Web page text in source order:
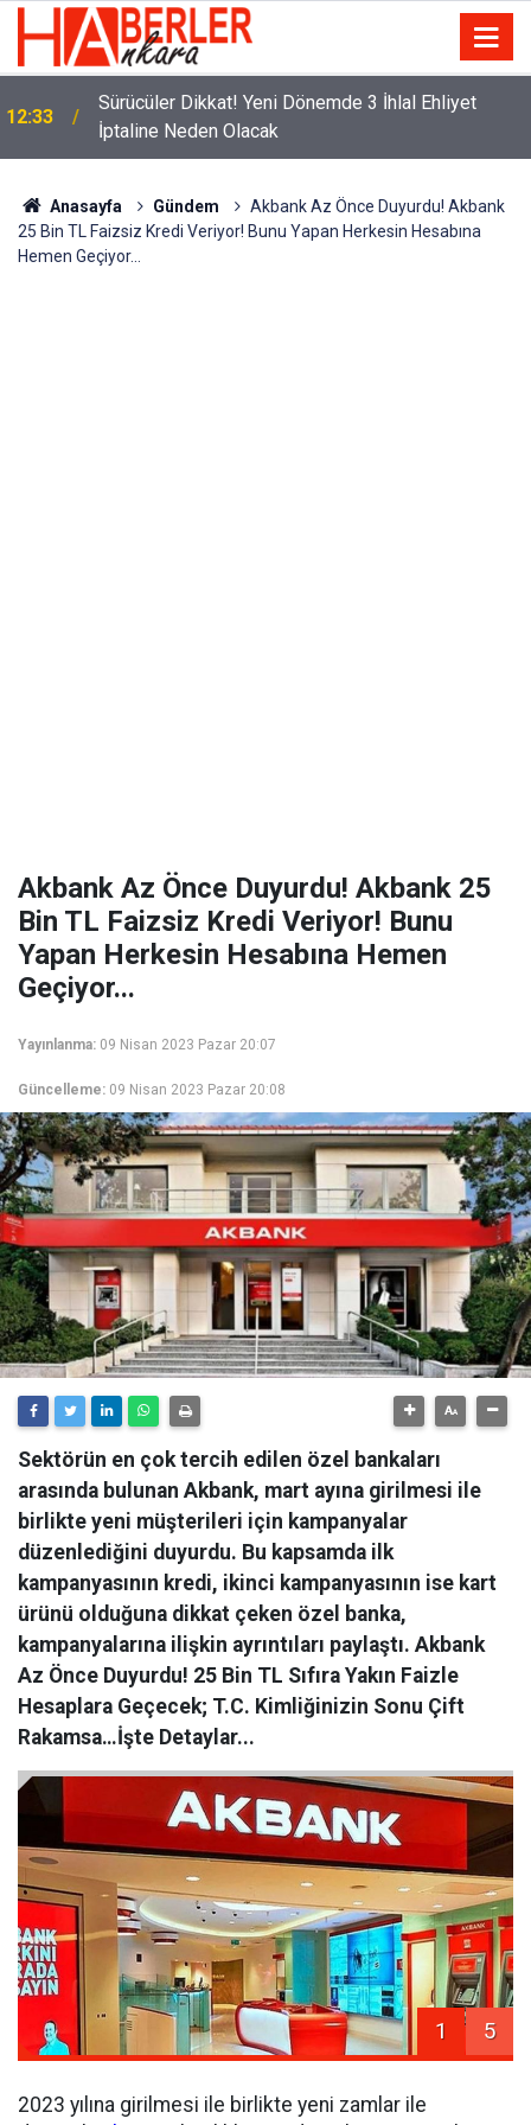
12:33
Sürücüler Dikkat! Yeni Dönemde 3 İhlal Ehliyet
İptaline Neden Olacak
Anasayfa Gündem
Akbank Az Önce Duyurdu! Akbank
25 Bin TL Faizsiz Kredi Veriyor! Bunu Yapan Herkesin Hesabına
Hemen Geçiyor...
Akbank Az Önce Duyurdu! Akbank 25
Bin TL Faizsiz Kredi Veriyor! Bunu
Yapan Herkesin Hesabına Hemen
Geçiyor...
Yayınlanma: 09 Nisan 2023 Pazar 20:07
Güncelleme: 09 Nisan 2023 Pazar 20:08
Sektörün en çok tercih edilen özel bankaları
arasında bulunan Akbank, mart ayına girilmesi ile
birlikte yeni müşterileri için kampanyalar
düzenlediğini duyurdu. Bu kapsamda ilk
kampanyasının kredi, ikinci kampanyasının ise kart
ürünü olduğuna dikkat çeken özel banka,
kampanyalarına ilişkin ayrıntıları paylaştı. Akbank
Az Önce Duyurdu! 25 Bin TL Sıfıra Yakın Faizle
Hesaplara Geçecek; T.C. Kimliğinizin Sonu Çift
Rakamsa…İşte Detaylar...
1 5
2023 yılına girilmesi ile birlikte yeni zamlar ile